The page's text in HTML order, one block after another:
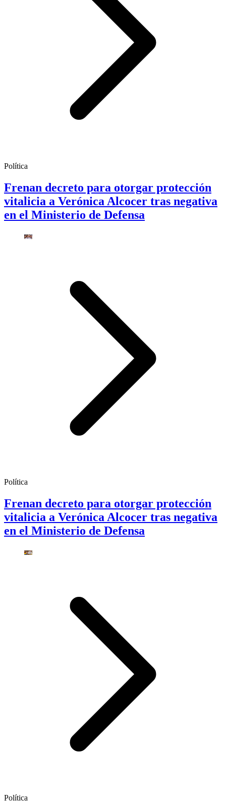
Política
Frenan decreto para otorgar protección
vitalicia a Verónica Alcocer tras negativa
en el Ministerio de Defensa
Política
Frenan decreto para otorgar protección
vitalicia a Verónica Alcocer tras negativa
en el Ministerio de Defensa
Política